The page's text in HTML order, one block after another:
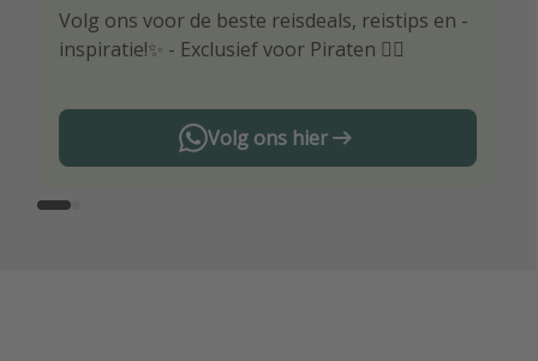
Volg ons voor de beste reisdeals, reistips en -
inspiratie!✨ - Exclusief voor Piraten 🏴‍☠️
Volg ons hier
Wees als eerste op de hoogte van de beste
reisaanbiedingen